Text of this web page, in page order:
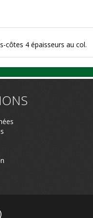
côtes 4 épaisseurs au col.